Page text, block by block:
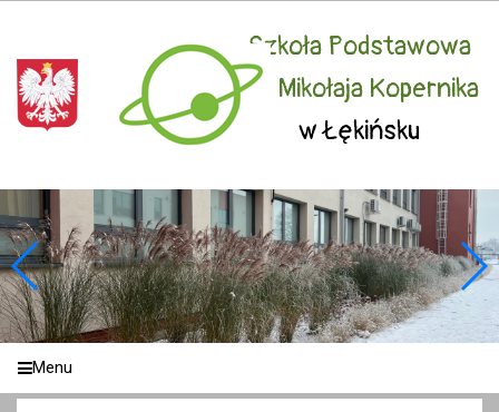
Szkoła Podstawowa
im. Mikołaja Kopernika
w Łękińsku
Menu